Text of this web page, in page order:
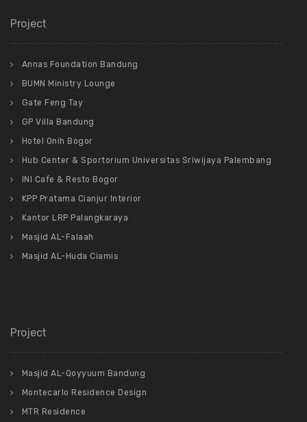
Project
Annas Foundation Bandung
BUMN Ministry Lounge
Gate Feng Tay
GP Villa Bandung
Hotel Onih Bogor
Hub Center & Sportorium Universitas Sriwijaya Palembang
INI Cafe & Resto Bogor
KPP Pratama Cianjur Interior
Kantor LRP Palangkaraya
Masjid AL-Falaah
Masjid AL-Huda Ciamis
Project
Masjid AL-Qoyyuum Bandung
Montecarlo Residence Design
MTR Residence